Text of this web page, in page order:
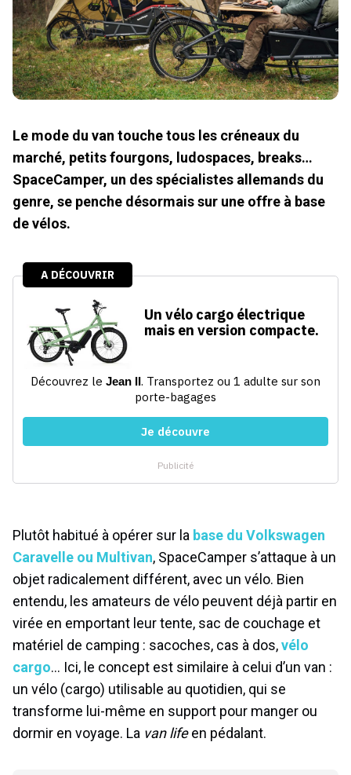
Le mode du van touche tous les créneaux du
marché, petits fourgons, ludospaces, breaks…
SpaceCamper, un des spécialistes allemands du
genre, se penche désormais sur une offre à base
de vélos.
Plutôt habitué à opérer sur la base du Volkswagen
Caravelle ou Multivan, SpaceCamper s’attaque à un
objet radicalement différent, avec un vélo. Bien
entendu, les amateurs de vélo peuvent déjà partir en
virée en emportant leur tente, sac de couchage et
matériel de camping : sacoches, cas à dos,vélo
cargo… Ici, le concept est similaire à celui d’un van :
un vélo (cargo) utilisable au quotidien, qui se
transforme lui-même en support pour manger ou
dormir en voyage. La van lifeen pédalant.